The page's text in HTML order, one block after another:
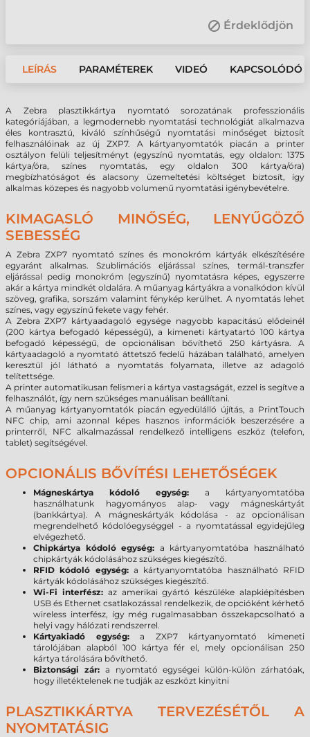
Érdeklődjön
LEÍRÁS PARAMÉTEREK VIDEÓ KAPCSOLÓDÓ
A Zebra plasztikkártya nyomtató sorozatának professzionális
kategóriájában, a legmodernebb nyomtatási technológiát alkalmazva
éles kontrasztú, kiváló színhűségű nyomtatási minőséget biztosít
felhasználóinak az új ZXP7. A kártyanyomtatók piacán a printer
osztályon felüli teljesítményt (egyszínű nyomtatás, egy oldalon: 1375
kártya/óra, színes nyomtatás, egy oldalon 300 kártya/óra)
megbízhatóságot és alacsony üzemeltetési költséget biztosít, így
alkalmas közepes és nagyobb volumenű nyomtatási igénybevételre.
KIMAGASLÓ MINŐSÉG, LENYŰGÖZŐ
SEBESSÉG
A Zebra ZXP7 nyomtató színes és monokróm kártyák elkészítésére
egyaránt alkalmas. Szublimációs eljárással színes, termál-transzfer
eljárással pedig monokróm (egyszínű) nyomtatásra képes, egyszerre
akár a kártya mindkét oldalára. A műanyag kártyákra a vonalkódon kívül
szöveg, grafika, sorszám valamint fénykép kerülhet. A nyomtatás lehet
színes, vagy egyszínű fekete vagy fehér.
A Zebra ZXP7 kártyaadagoló egysége nagyobb kapacitású elődeinél
(200 kártya befogadó képességű), a kimeneti kártyatartó 100 kártya
befogadó képességű, de opcionálisan bővíthető 250 kártyásra. A
kártyaadagoló a nyomtató áttetsző fedelű házában található, amelyen
keresztül jól látható a nyomtatás folyamata, illetve az adagoló
telítettsége.
A printer automatikusan felismeri a kártya vastagságát, ezzel is segítve a
felhasználót, így nem szükséges manuálisan beállítani.
A műanyag kártyanyomtatók piacán egyedülálló újítás, a PrintTouch
NFC chip, ami azonnal képes hasznos információk beszerzésére a
printerről, NFC alkalmazással rendelkező intelligens eszköz (telefon,
tablet) segítségével.
OPCIONÁLIS BŐVÍTÉSI LEHETŐSÉGEK
Mágneskártya kódoló egység: a kártyanyomtatóba
használhatunk hagyományos alap- vagy mágneskártyát
(bankkártya). A mágneskártyák kódolása - az opcionálisan
megrendelhető kódolóegységgel - a nyomtatással egyidejűleg
elvégezhető.
Chipkártya kódoló egység: a kártyanyomtatóba használható
chipkártyák kódolásához szükséges kiegészítő.
RFID kódoló egység: a kártyanyomtatóba használható RFID
kártyák kódolásához szükséges kiegészítő.
Wi-Fi interfész:az amerikai gyártó készüléke alapkiépítésben
USB és Ethernet csatlakozással rendelkezik, de opcióként kérhető
wireless interfész, így még rugalmasabban összekapcsolható a
helyi vagy hálózati rendszerrel.
Kártyakiadó egység:a ZXP7 kártyanyomtató kimeneti
tárolójában alapból 100 kártya fér el, mely opcionálisan 250
kártya tárolására bővíthető.
Biztonsági zár: a nyomtató egységei külön-külön zárhatóak,
hogy illetéktelenek ne tudják az eszközt kinyitni
PLASZTIKKÁRTYA TERVEZÉSÉTŐL A
NYOMTATÁSIG